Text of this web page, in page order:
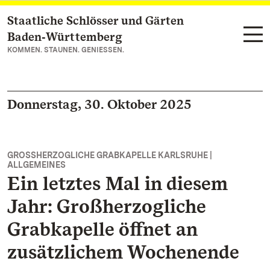
Zum Hauptinhalt springen
Staatliche Schlösser und Gärten
Baden‑Württemberg
KOMMEN. STAUNEN. GENIESSEN.
Donnerstag, 30. Oktober 2025
GROSSHERZOGLICHE GRABKAPELLE KARLSRUHE |
ALLGEMEINES
Ein letztes Mal in diesem
Jahr: Großherzogliche
Grabkapelle öffnet an
zusätzlichem Wochenende